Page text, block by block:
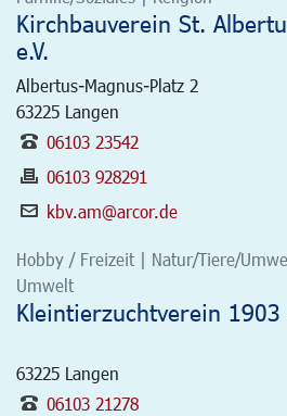
Kirchbauverein St.
e.V.
Albertus-Magnus-Platz 2
63225 Langen
06103 23542
06103 928291
kbv.am@arcor.de
Hobby / Freizeit | Natur/Tiere/
Umwelt
Kleintierzuchtverein 1903
63225 Langen
06103 21278